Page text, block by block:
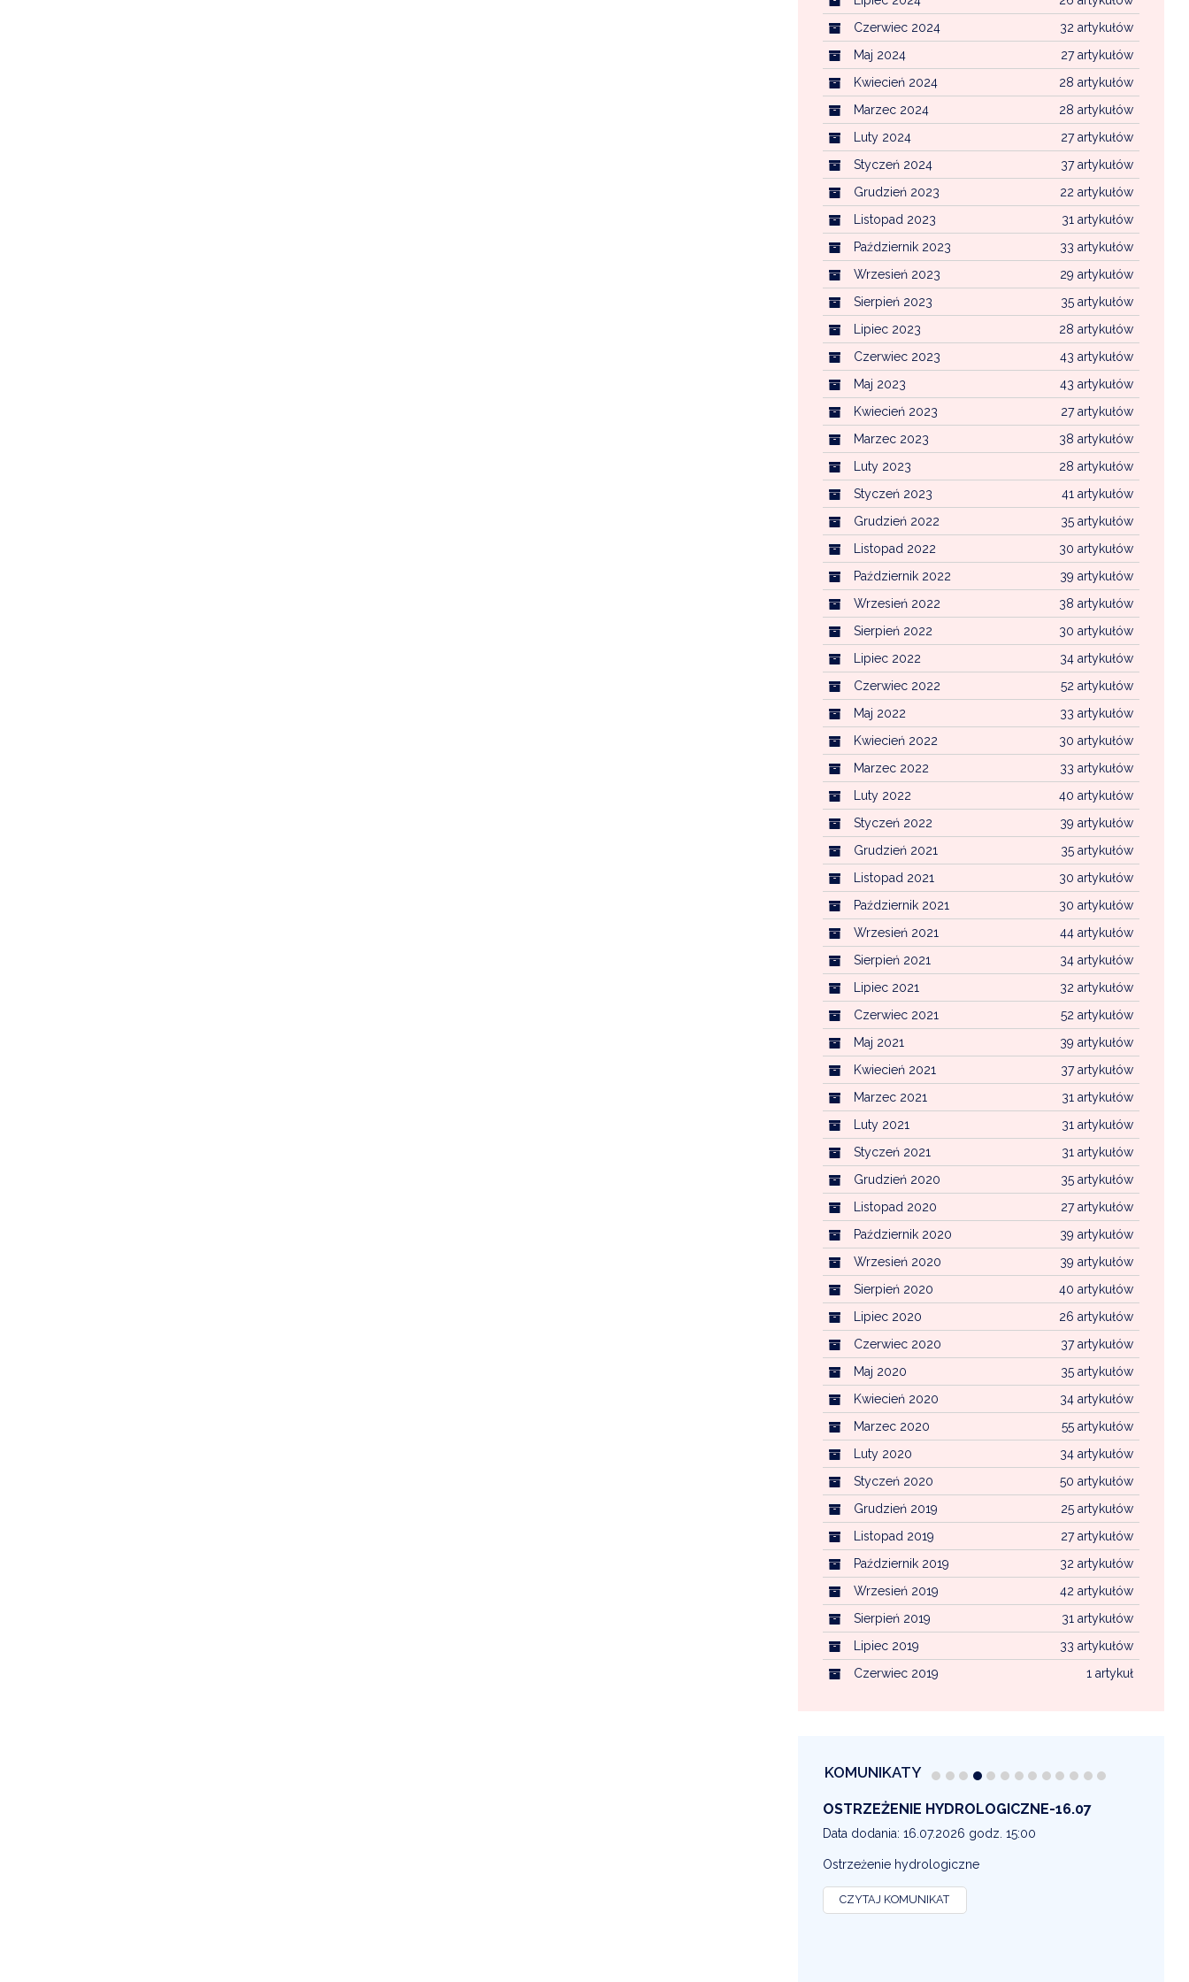
32 artykułów
Czerwiec 2024
27 artykułów
Maj 2024
28 artykułów
Kwiecień 2024
28 artykułów
Marzec 2024
27 artykułów
Luty 2024
37 artykułów
Styczeń 2024
22 artykułów
Grudzień 2023
31 artykułów
Listopad 2023
33 artykułów
Październik 2023
29 artykułów
Wrzesień 2023
35 artykułów
Sierpień 2023
28 artykułów
Lipiec 2023
43 artykułów
Czerwiec 2023
43 artykułów
Maj 2023
27 artykułów
Kwiecień 2023
38 artykułów
Marzec 2023
28 artykułów
Luty 2023
41 artykułów
Styczeń 2023
35 artykułów
Grudzień 2022
30 artykułów
Listopad 2022
39 artykułów
Październik 2022
38 artykułów
Wrzesień 2022
30 artykułów
Sierpień 2022
34 artykułów
Lipiec 2022
52 artykułów
Czerwiec 2022
33 artykułów
Maj 2022
30 artykułów
Kwiecień 2022
33 artykułów
Marzec 2022
40 artykułów
Luty 2022
39 artykułów
Styczeń 2022
35 artykułów
Grudzień 2021
30 artykułów
Listopad 2021
30 artykułów
Październik 2021
44 artykułów
Wrzesień 2021
34 artykułów
Sierpień 2021
32 artykułów
Lipiec 2021
52 artykułów
Czerwiec 2021
39 artykułów
Maj 2021
37 artykułów
Kwiecień 2021
31 artykułów
Marzec 2021
31 artykułów
Luty 2021
31 artykułów
Styczeń 2021
35 artykułów
Grudzień 2020
27 artykułów
Listopad 2020
39 artykułów
Październik 2020
39 artykułów
Wrzesień 2020
40 artykułów
Sierpień 2020
26 artykułów
Lipiec 2020
37 artykułów
Czerwiec 2020
35 artykułów
Maj 2020
34 artykułów
Kwiecień 2020
55 artykułów
Marzec 2020
34 artykułów
Luty 2020
50 artykułów
Styczeń 2020
25 artykułów
Grudzień 2019
27 artykułów
Listopad 2019
32 artykułów
Październik 2019
42 artykułów
Wrzesień 2019
31 artykułów
Sierpień 2019
33 artykułów
Lipiec 2019
1 artykuł
Czerwiec 2019
KOMUNIKATY
OSTRZEŻENIE METEOROLOGICZNE 16-07
Data dodania: 16.07.2026 godz. 14:30
OSTRZEŻENIE METEOROLOGICZNE
CZYTAJ KOMUNIKAT